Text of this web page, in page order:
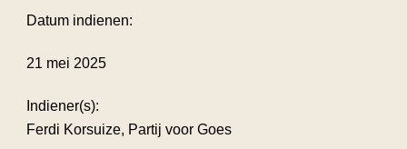
Datum indienen:
21 mei 2025
Indiener(s):
Ferdi Korsuize, Partij voor Goes